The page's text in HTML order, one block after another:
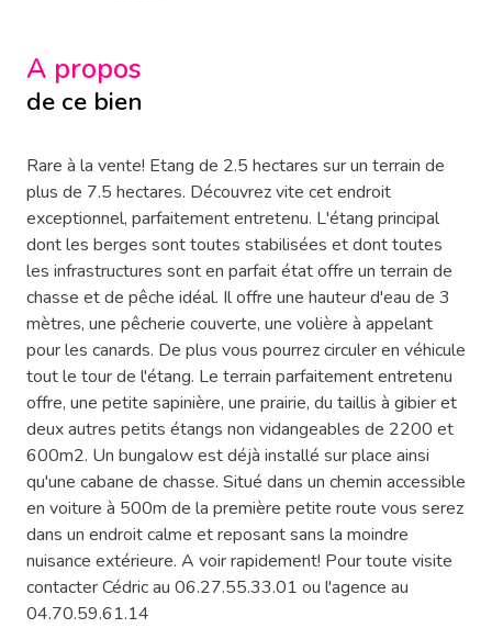
A propos
de ce bien
Rare à la vente! Etang de 2.5 hectares sur un terrain de
plus de 7.5 hectares. Découvrez vite cet endroit
exceptionnel, parfaitement entretenu. L'étang principal
dont les berges sont toutes stabilisées et dont toutes
les infrastructures sont en parfait état offre un terrain de
chasse et de pêche idéal. Il offre une hauteur d'eau de 3
mètres, une pêcherie couverte, une volière à appelant
pour les canards. De plus vous pourrez circuler en véhicule
tout le tour de l'étang. Le terrain parfaitement entretenu
offre, une petite sapinière, une prairie, du taillis à gibier et
deux autres petits étangs non vidangeables de 2200 et
600m2. Un bungalow est déjà installé sur place ainsi
qu'une cabane de chasse. Situé dans un chemin accessible
en voiture à 500m de la première petite route vous serez
dans un endroit calme et reposant sans la moindre
nuisance extérieure. A voir rapidement! Pour toute visite
contacter Cédric au 06.27.55.33.01 ou l'agence au
04.70.59.61.14